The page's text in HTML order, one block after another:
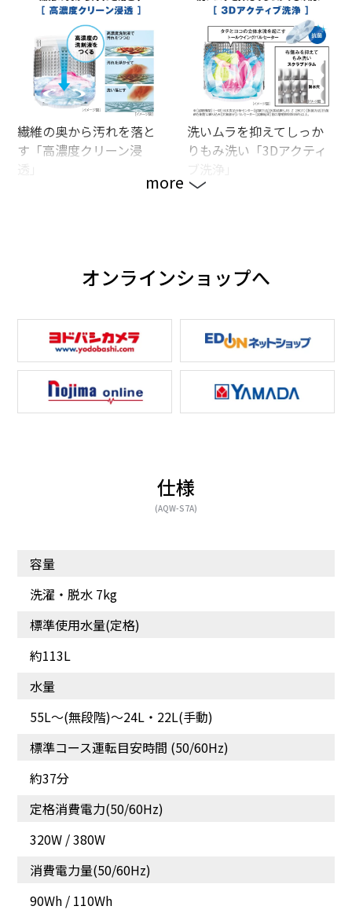
繊維の奥から汚れを落と
す「高濃度クリーン浸
洗いムラを抑えてしっか
りもみ洗い「3Dアクティ
お手入れはサッと拭くだ
け「ガラストップ」
ホコリがたまりにくい
「フラットデザイン」
使いやすさを追求した
「操作パネル」
more
オンラインショップへ
仕様
(AQW-S7A)
容量
洗濯・脱水 7kg
標準使用水量(定格)
約113L
水量
55L～(無段階)〜24L・22L(手動)
標準コース運転目安時間 (50/60Hz)
約37分
定格消費電力(50/60Hz)
320W / 380W
消費電力量(50/60Hz)
90Wh / 110Wh